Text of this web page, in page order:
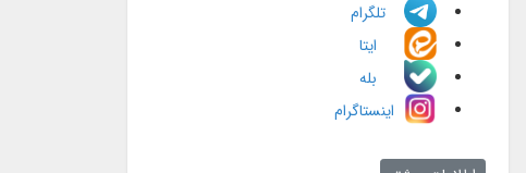
تلگرام
ایتا
بله
اینستاگرام